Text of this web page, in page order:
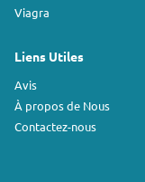
Viagra
Liens Utiles
Avis
À propos de Nous
Contactez-nous